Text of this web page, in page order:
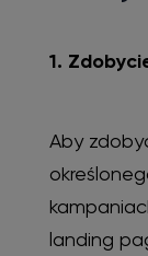
1.
Aby
landing